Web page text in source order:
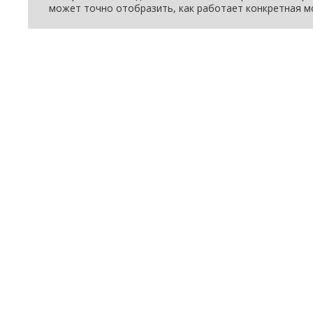
может точно отобразить, как работает конкретная